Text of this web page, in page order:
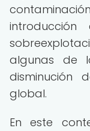
algunas de
disminución
global.
En este